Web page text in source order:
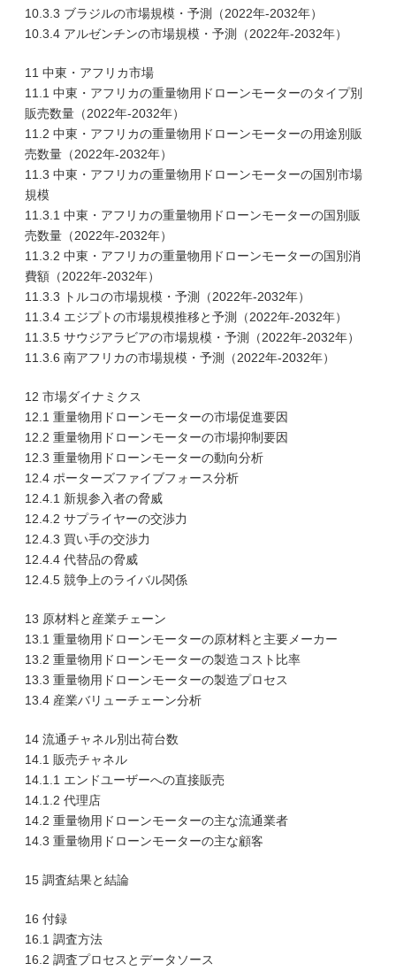
10.3.3 ブラジルの市場規模・予測（2022年-2032年）
10.3.4 アルゼンチンの市場規模・予測（2022年-2032年）
11 中東・アフリカ市場
11.1 中東・アフリカの重量物用ドローンモーターのタイプ別
販売数量（2022年-2032年）
11.2 中東・アフリカの重量物用ドローンモーターの用途別販
売数量（2022年-2032年）
11.3 中東・アフリカの重量物用ドローンモーターの国別市場
規模
11.3.1 中東・アフリカの重量物用ドローンモーターの国別販
売数量（2022年-2032年）
11.3.2 中東・アフリカの重量物用ドローンモーターの国別消
費額（2022年-2032年）
11.3.3 トルコの市場規模・予測（2022年-2032年）
11.3.4 エジプトの市場規模推移と予測（2022年-2032年）
11.3.5 サウジアラビアの市場規模・予測（2022年-2032年）
11.3.6 南アフリカの市場規模・予測（2022年-2032年）
12 市場ダイナミクス
12.1 重量物用ドローンモーターの市場促進要因
12.2 重量物用ドローンモーターの市場抑制要因
12.3 重量物用ドローンモーターの動向分析
12.4 ポーターズファイブフォース分析
12.4.1 新規参入者の脅威
12.4.2 サプライヤーの交渉力
12.4.3 買い手の交渉力
12.4.4 代替品の脅威
12.4.5 競争上のライバル関係
13 原材料と産業チェーン
13.1 重量物用ドローンモーターの原材料と主要メーカー
13.2 重量物用ドローンモーターの製造コスト比率
13.3 重量物用ドローンモーターの製造プロセス
13.4 産業バリューチェーン分析
14 流通チャネル別出荷台数
14.1 販売チャネル
14.1.1 エンドユーザーへの直接販売
14.1.2 代理店
14.2 重量物用ドローンモーターの主な流通業者
14.3 重量物用ドローンモーターの主な顧客
15 調査結果と結論
16 付録
16.1 調査方法
16.2 調査プロセスとデータソース